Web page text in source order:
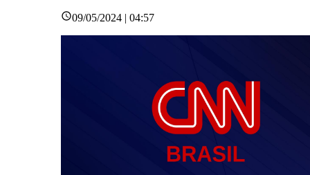
09/05/2024 | 04:57